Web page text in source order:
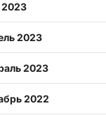
2023
2023
2022